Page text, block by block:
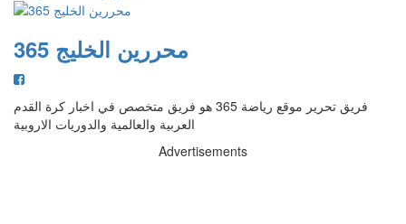
محررين الخليج 365
فريق تحرير موقع رياضة 365 هو فريق متخصص في اخبار كرة القدم
العربية والعالمية والدوريات الاروبية
Advertisements